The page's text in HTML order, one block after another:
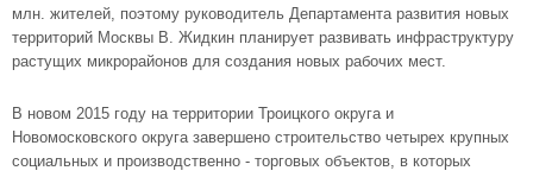
млн. жителей, поэтому руководитель Департамента развития новых
территорий Москвы В. Жидкин планирует развивать инфраструктуру
растущих микрорайонов для создания новых рабочих мест.
В новом 2015 году на территории Троицкого округаи
Новомосковского округазавершено строительство четырех крупных
социальных и производственно - торговых объектов, в которых